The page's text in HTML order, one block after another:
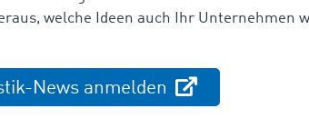
welche Ideen auch Ihr Unternehmen
News anmelden